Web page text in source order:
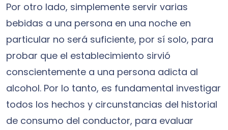
Por otro lado, simplemente servir varias
bebidas a una persona en una noche en
particular no será suficiente, por sí solo, para
probar que el establecimiento sirvió
conscientemente a una persona adicta al
alcohol. Por lo tanto, es fundamental investigar
todos los hechos y circunstancias del historial
de consumo del conductor, para evaluar